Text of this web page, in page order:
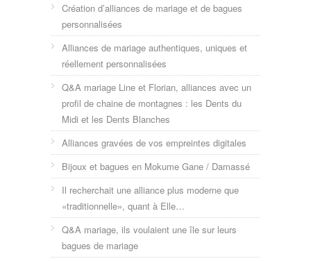
Création d’alliances de mariage et de bagues
personnalisées
Alliances de mariage authentiques, uniques et
réellement personnalisées
Q&A mariage Line et Florian, alliances avec un
profil de chaine de montagnes : les Dents du
Midi et les Dents Blanches
Alliances gravées de vos empreintes digitales
Bijoux et bagues en Mokume Gane / Damassé
Il recherchait une alliance plus moderne que
«traditionnelle», quant à Elle…
Q&A mariage, ils voulaient une île sur leurs
bagues de mariage